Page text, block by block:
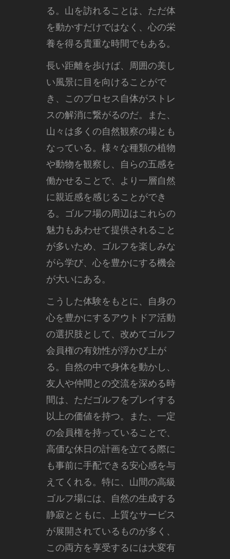
る。山を訪れることは、ただ体
を動かすだけではなく、心の栄
養を得る貴重な時間でもある。
長い距離を歩けば、周囲の美し
い風景に目を向けることがで
き、このプロセス自体がストレ
スの解消に繋がるのだ。また、
山々は多くの自然観察の場とも
なっている。様々な種類の植物
や動物を観察し、自らの五感を
働かせることで、より一層自然
に親近感を感じることができ
る。ゴルフ場の周辺はこれらの
魅力もあわせて提供されること
が多いため、ゴルフを楽しみな
がら学び、心を豊かにする機会
が大いにある。
こうした体験をもとに、自身の
心を豊かにするアウトドア活動
の選択肢として、改めてゴルフ
会員権の有効性が浮かび上が
る。自然の中で身体を動かし、
友人や仲間との交流を深める時
間は、ただゴルフをプレイする
以上の価値を持つ。また、一定
の会員権を持っていることで、
高価な休日の計画を立てる際に
も事前に手配できる安心感を与
えてくれる。特に、山間の高級
ゴルフ場には、自然の生成する
静寂とともに、上質なサービス
が展開されているものが多く、
この両方を享受するには大変有